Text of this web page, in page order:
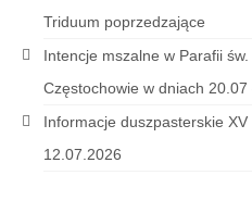
Galeria
Galerie 2026
Wielki Czwartek
Triduum poprzedzające
Intencje mszalne w Parafii św.
Częstochowie w dniach 20.07
Informacje duszpasterskie XV
12.07.2026